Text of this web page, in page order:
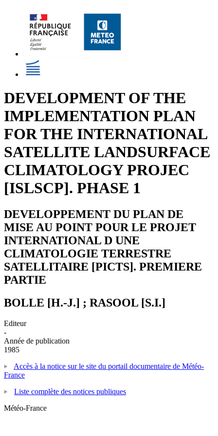
DEVELOPMENT OF THE
IMPLEMENTATION PLAN
FOR THE INTERNATIONAL
SATELLITE LANDSURFACE
CLIMATOLOGY PROJEC
[ISLSCP]. PHASE 1
DEVELOPPEMENT DU PLAN DE
MISE AU POINT POUR LE PROJET
INTERNATIONAL D UNE
CLIMATOLOGIE TERRESTRE
SATELLITAIRE [PICTS]. PREMIERE
PARTIE
BOLLE [H.-J.] ; RASOOL [S.I.]
Editeur
-
Année de publication
1985
Accès à la notice sur le site du portail documentaire de Météo-
France
Liste complète des notices publiques
Météo-France